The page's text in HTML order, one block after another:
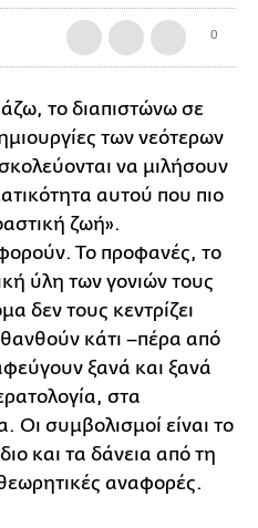
0
το διαπιστώνω σε
των νεότερων
να μιλήσουν
αυτού που πιο
ζωή».
Το προφανές, το
ύλη των γονιών τους
δεν τους κεντρίζει
κάτι –πέρα από
ξανά και ξανά
στα
Οι συμβολισμοί είναι το
και τα δάνεια από τη
αναφορές.